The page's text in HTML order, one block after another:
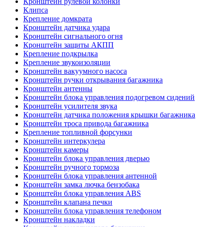
Клипса
Крепление домкрата
Кронштейн датчика удара
Кронштейн сигнального огня
Кронштейн защиты АКПП
Крепление подкрылка
Крепление звукоизоляции
Кронштейн вакуумного насоса
Кронштейн ручки открывания багажника
Кронштейн антенны
Кронштейн блока управления подогревом сидений
Кронштейн усилителя звука
Кронштейн датчика положения крышки багажника
Кронштейн троса привода багажника
Крепление топливной форсунки
Кронштейн интеркулера
Кронштейн камеры
Кронштейн блока управления дверью
Кронштейн ручного тормоза
Кронштейн блока управления антенной
Кронштейн замка лючка бензобака
Кронштейн блока управления ABS
Кронштейн клапана печки
Кронштейн блока управления телефоном
Кронштейн накладки